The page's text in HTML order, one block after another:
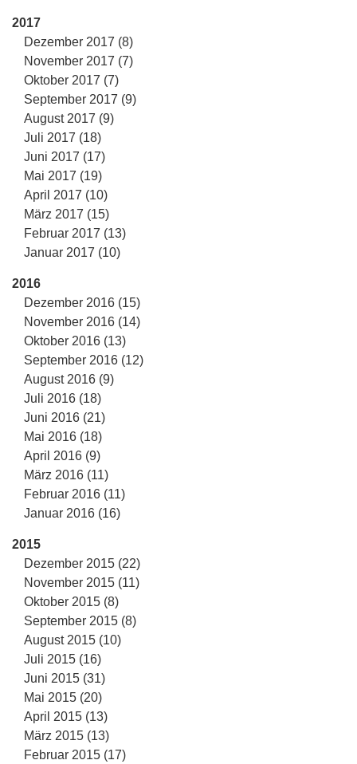
2017
Dezember 2017 (8)
November 2017 (7)
Oktober 2017 (7)
September 2017 (9)
August 2017 (9)
Juli 2017 (18)
Juni 2017 (17)
Mai 2017 (19)
April 2017 (10)
März 2017 (15)
Februar 2017 (13)
Januar 2017 (10)
2016
Dezember 2016 (15)
November 2016 (14)
Oktober 2016 (13)
September 2016 (12)
August 2016 (9)
Juli 2016 (18)
Juni 2016 (21)
Mai 2016 (18)
April 2016 (9)
März 2016 (11)
Februar 2016 (11)
Januar 2016 (16)
2015
Dezember 2015 (22)
November 2015 (11)
Oktober 2015 (8)
September 2015 (8)
August 2015 (10)
Juli 2015 (16)
Juni 2015 (31)
Mai 2015 (20)
April 2015 (13)
März 2015 (13)
Februar 2015 (17)